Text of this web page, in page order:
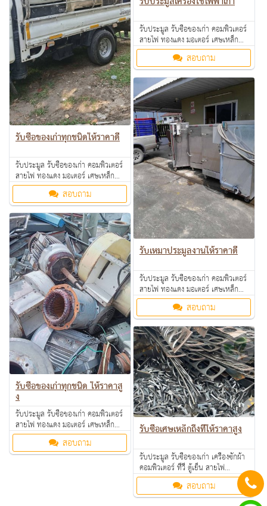
รับประมูล รับซื้อของเก่า คอมพิวเตอร์
สายไฟ ทองแดง มอเตอร์ เศษเหล็ก
อลูมิเนียม คอมเพรสเซอร์ แอร์เก่า
ตามโรงงาน โรงแรม อพาร์ทเม้นท์ ให้
ราคาดี คุยง่าย จ่ายคล่อง รับซื้อเงินสด
ถึงที่ สนใจทักมาสอบถามหรือส่งรูป
มาสอบถามได้ค่ะ
สอบถาม
รับซื้อของเก่าทุกชนิดให้ราคาดี
รับประมูล รับซื้อของเก่า คอมพิวเตอร์
สายไฟ ทองแดง มอเตอร์ เศษเหล็ก
อลูมิเนียม คอมเพรสเซอร์ แอร์เก่า
ตามโรงงาน โรงแรม อพาร์ทเม้นท์ ให้
ราคาดี คุยง่าย จ่ายคล่อง รับซื้อเงินสด
ถึงที่ สนใจทักมาสอบถามหรือส่งรูป
มาสอบถามได้ค่ะ
สอบถาม
รับเหมาประมูลงานให้ราคาดี
รับประมูล รับซื้อของเก่า คอมพิวเตอร์
สายไฟ ทองแดง มอเตอร์ เศษเหล็ก
อลูมิเนียม คอมเพรสเซอร์ แอร์เก่า
ตามโรงงาน โรงแรม อพาร์ทเม้นท์ ให้
ราคาดี คุยง่าย จ่ายคล่อง รับซื้อเงินสด
ถึงที่ สนใจทักมาสอบถามหรือส่งรูป
มาสอบถามได้ค่ะ
สอบถาม
รับซื้อของเก่าทุกชนิด ให้ราคาสู
ง
รับประมูล รับซื้อของเก่า คอมพิวเตอร์
สายไฟ ทองแดง มอเตอร์ เศษเหล็ก
อลูมิเนียม คอมเพรสเซอร์ แอร์เก่า
ตามโรงงาน โรงแรม อพาร์ทเม้นท์ ให้
ราคาดี คุยง่าย จ่ายคล่อง รับซื้อเงินสด
สอบถาม
รับซื้อเศษเหล็กถึงที่ให้ราคาสูง
รับประมูล รับซื้อของเก่า เครื่องซักผ้า
คอมพิวเตอร์ ทีวี ตู้เย็น สายไฟ
ทองแดง มอเตอร์ เศษเหล็ก อลูมิเนียม
คอมเพรสเซอร์ แอร์เก่า ตามโรงงาน
โรงแรม อพาร์ทเม้นท์ ให้ราคาดี คุย
สอบถาม